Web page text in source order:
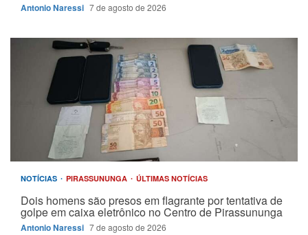
Antonio Naressi 7 de agosto de 2026
NOTÍCIAS PIRASSUNUNGA ÚLTIMAS NOTÍCIAS
Dois homens são presos em flagrante por tentativa de
golpe em caixa eletrônico no Centro de Pirassununga
Antonio Naressi 7 de agosto de 2026